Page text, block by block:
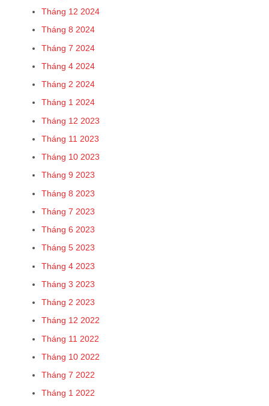
Tháng 12 2024
Tháng 8 2024
Tháng 7 2024
Tháng 4 2024
Tháng 2 2024
Tháng 1 2024
Tháng 12 2023
Tháng 11 2023
Tháng 10 2023
Tháng 9 2023
Tháng 8 2023
Tháng 7 2023
Tháng 6 2023
Tháng 5 2023
Tháng 4 2023
Tháng 3 2023
Tháng 2 2023
Tháng 12 2022
Tháng 11 2022
Tháng 10 2022
Tháng 7 2022
Tháng 1 2022